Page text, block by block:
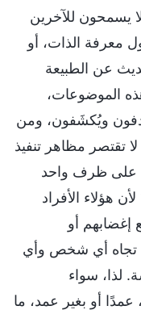
يسمحون للآخرين
معرفة الذات، أو
عن الطبيعة
الموضوعات،
ويُكشَفون، ومن
تقتصر مظاهر تنفيذ
على ظرف واحد
هؤلاء الأفراد
إغضابهم أو
تجاه أي شخص وأي
لذا، سواء
أو بغير عمد، ما